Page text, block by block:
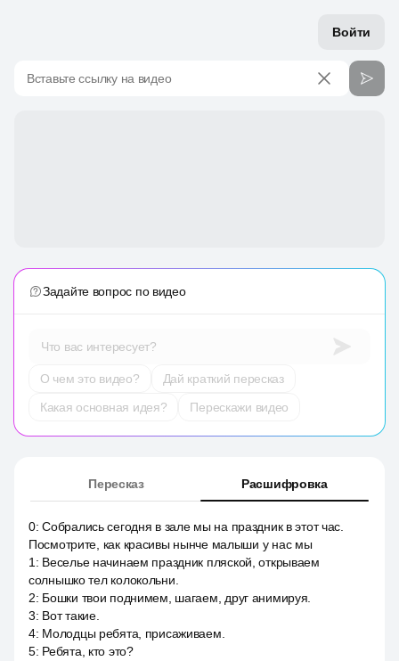
Войти
Вставьте ссылку на видео
Задайте вопрос по видео
Что вас интересует?
О чем это видео?
Дай краткий пересказ
Какая основная идея?
Перескажи видео
Пересказ Расшифровка
0:Собрались сегодня в зале мы на праздник в этот час.
Посмотрите, как красивы нынче малыши у нас мы
1 : Веселье начинаем праздник пляской, открываем
солнышко тел колокольни.
2: Бошки твои поднимем, шагаем, друг анимируя.
3: Вот такие.
4: Молодцы ребята, присаживаем.
5: Ребята, кто это?